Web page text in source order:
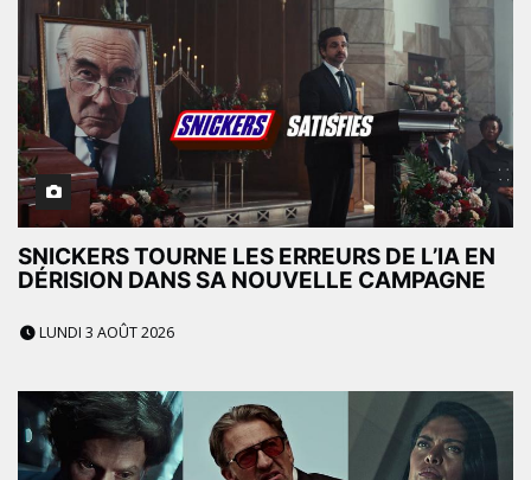
SNICKERS TOURNE LES ERREURS DE L’IA EN
DÉRISION DANS SA NOUVELLE CAMPAGNE
LUNDI 3 AOÛT 2026